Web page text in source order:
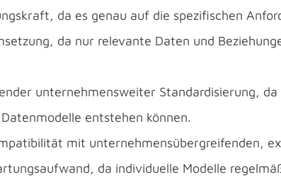
da es genau auf die spezifischen
da nur relevante Daten und
unternehmensweiter Standardisierung,
entstehen können.
mit unternehmensübergreifenden,
da individuelle Modelle